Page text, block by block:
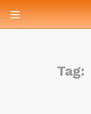
Tag: